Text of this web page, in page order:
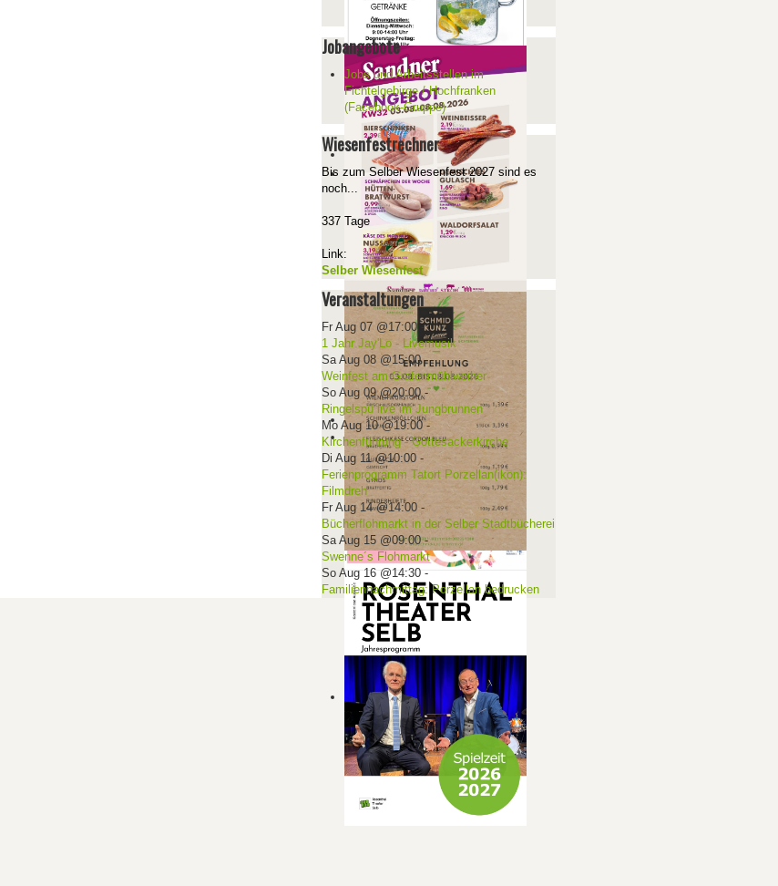
Jobangebote
Jobs und Arbeitsstellen im
Fichtelgebirge / Hochfranken
(Facebook-Gruppe)
Wiesenfestrechner
Bis zum Selber Wiesenfest 2027 sind es
noch...
337 Tage
Link:
Selber Wiesenfest
Veranstaltungen
Fr Aug 07 @17:00-
1 Jahr Jay'Lo - Livemusik
Sa Aug 08 @15:00-
Weinfest am Grafenmühlweiher
So Aug 09 @20:00-
Ringelspü live im Jungbrunnen
Mo Aug 10 @19:00-
Kirchenführung - Gottesackerkirche
Di Aug 11 @10:00-
Ferienprogramm Tatort Porzellan(ikon):
Filmdreh
Fr Aug 14 @14:00-
Bücherflohmarkt in der Selber Stadtbücherei
Sa Aug 15 @09:00-
Swenne´s Flohmarkt
So Aug 16 @14:30-
Familiennachmittag: Porzellan bedrucken